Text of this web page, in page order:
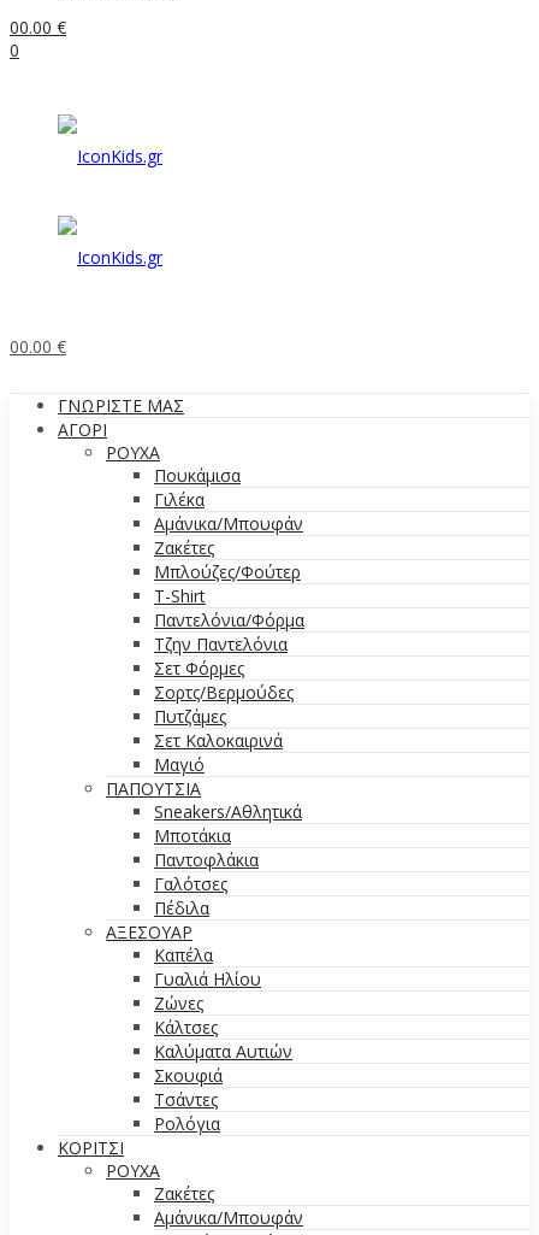
00.00 €
0
00.00 €
ΓΝΩΡΙΣΤΕ ΜΑΣ
ΑΓΟΡΙ
ΡΟΥΧΑ
Πουκάμισα
Γιλέκα
Αμάνικα/Μπουφάν
Ζακέτες
Μπλούζες/Φούτερ
T-Shirt
Παντελόνια/Φόρμα
Τζην Παντελόνια
Σετ Φόρμες
Σορτς/Βερμούδες
Πυτζάμες
Σετ Καλοκαιρινά
Μαγιό
ΠΑΠΟΥΤΣΙΑ
Sneakers/Aθλητικά
Μποτάκια
Παντοφλάκια
Γαλότσες
Πέδιλα
ΑΞΕΣΟΥΑΡ
Καπέλα
Γυαλιά Ηλίου
Ζώνες
Κάλτσες
Καλύματα Αυτιών
Σκουφιά
Τσάντες
Ρολόγια
ΚΟΡΙΤΣΙ
ΡΟΥΧΑ
Ζακέτες
Αμάνικα/Μπουφάν